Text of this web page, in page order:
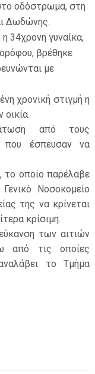
οδόστρωμα, στη
Δωδώνης.
34χρονη γυναίκα,
βρέθηκε
με
χρονική στιγμή η
από τους
που έσπευσαν να
οποίο παρέλαβε
Νοσοκομείο
της να κρίνεται
κρίσιμη.
των αιτιών
από τις οποίες
το Τμήμα